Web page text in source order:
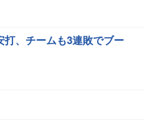
打、チームも3連敗でブー